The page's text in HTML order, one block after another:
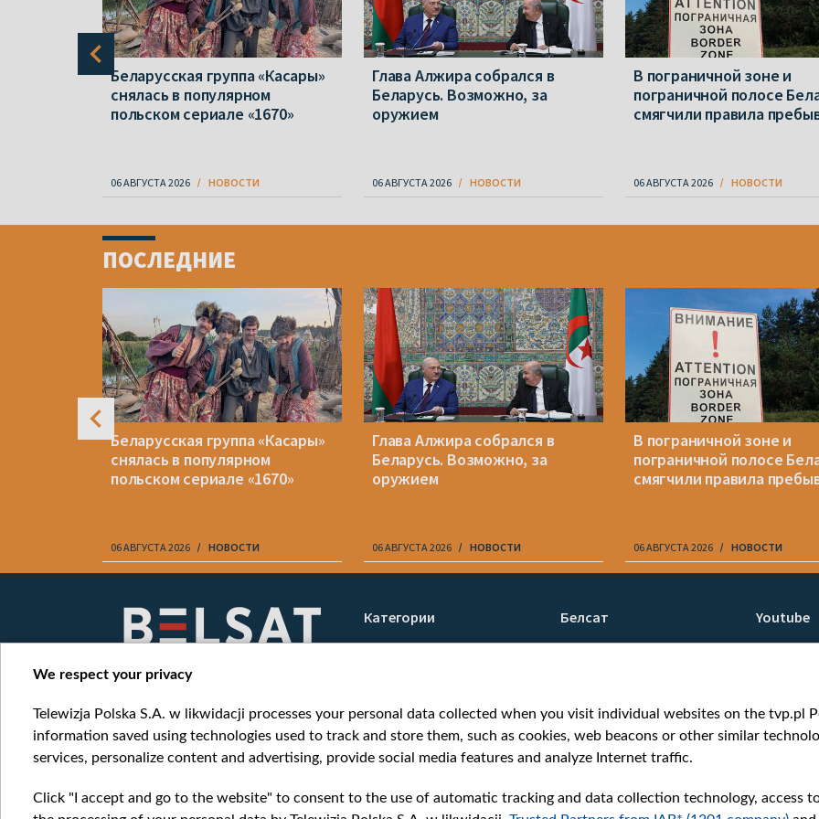
Беларусская группа «Касары»
снялась в популярном
польском сериале «1670»
06 АВГУСТА 2026 НОВОСТИ
Глава Алжира собрался в
Беларусь. Возможно, за
оружием
06 АВГУСТА 2026 НОВОСТИ
В пограничной зоне и
пограничной полосе
смягчили правила
06 АВГУСТА 2026 НОВОСТИ
ПОСЛЕДНИЕ
Беларусская группа «Касары»
снялась в популярном
польском сериале «1670»
06 АВГУСТА 2026 НОВОСТИ
Глава Алжира собрался в
Беларусь. Возможно, за
оружием
06 АВГУСТА 2026 НОВОСТИ
В пограничной зоне и
пограничной полосе
смягчили правила
06 АВГУСТА 2026 НОВОСТИ
10
Категории
Новости
Онлайн
Белсат
О нас
Ценности «Белсата»
Как нас смотреть
Награды
Как нас поддержать
Давление со стороны
Youtube
Белсат
Belsat
Biełsat PL
Белсат
Белсат
We respect your privacy
Telewizja Polska S.A. w likwidacji processes your personal data collected when you visit individual websites on the tvp.pl
information saved using technologies used to track and store them, such as cookies, web beacons or other similar
services, personalize content and advertising, provide social media features and analyze Internet traffic.
Click "I accept and go to the website" to consent to the use of automatic tracking and data collection technology, access